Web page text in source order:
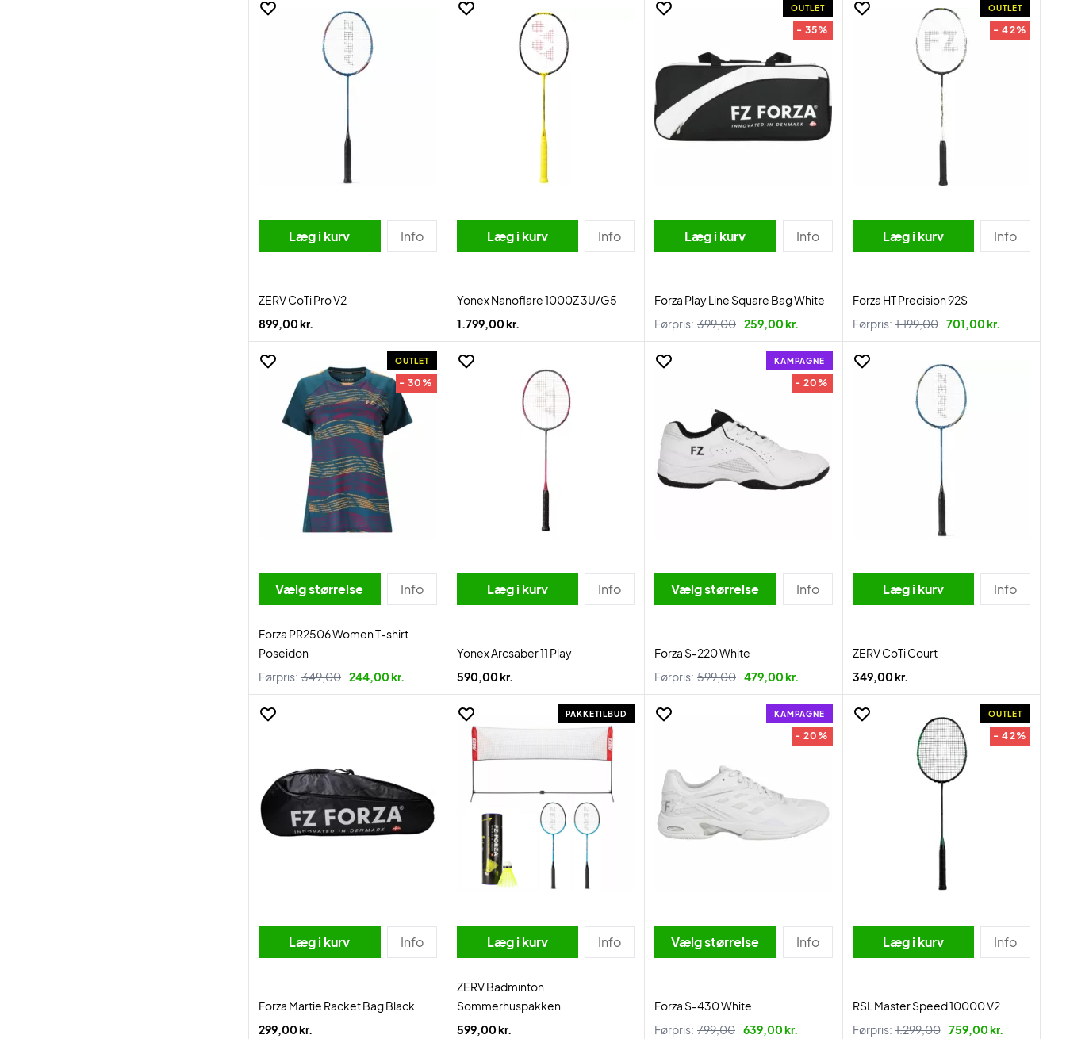
Læg i kurv Info
ZERV CoTi Pro V2
899,00 kr.
Læg i kurv Info
Yonex Nanoflare 1000Z 3U/G5
1.799,00 kr.
OUTLET
- 35%
Læg i kurv Info
Forza Play Line Square Bag White
Førpris: 399,00 259,00 kr.
OUTLET
- 42%
Læg i kurv Info
Forza HT Precision 92S
Førpris: 1.199,00 701,00 kr.
OUTLET
- 30%
Vælg størrelse Info
Forza PR2506 Women T-shirt
Poseidon
Førpris: 349,00 244,00 kr.
Læg i kurv Info
Yonex Arcsaber 11 Play
590,00 kr.
KAMPAGNE
- 20%
Vælg størrelse Info
Forza S-220 White
Førpris: 599,00 479,00 kr.
Læg i kurv Info
ZERV CoTi Court
349,00 kr.
Læg i kurv Info
Forza Martie Racket Bag Black
299,00 kr.
PAKKETILBUD
Læg i kurv Info
ZERV Badminton
Sommerhuspakken
599,00 kr.
KAMPAGNE
- 20%
Vælg størrelse Info
Forza S-430 White
Førpris: 799,00 639,00 kr.
OUTLET
- 42%
Læg i kurv Info
RSL Master Speed 10000 V2
Førpris: 1.299,00 759,00 kr.